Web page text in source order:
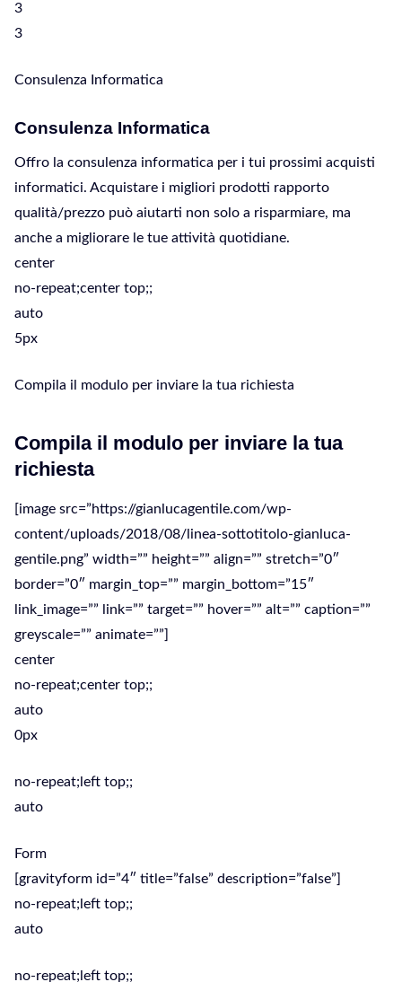
3
3
Consulenza Informatica
Consulenza Informatica
Offro la consulenza informatica per i tui prossimi acquisti
informatici. Acquistare i migliori prodotti rapporto
qualità/prezzo può aiutarti non solo a risparmiare, ma
anche a migliorare le tue attività quotidiane.
center
no-repeat;center top;;
auto
5px
Compila il modulo per inviare la tua richiesta
Compila il modulo per inviare la tua
richiesta
[image src=”https://gianlucagentile.com/wp-
content/uploads/2018/08/linea-sottotitolo-gianluca-
gentile.png” width=”” height=”” align=”” stretch=”0″
border=”0″ margin_top=”” margin_bottom=”15″
link_image=”” link=”” target=”” hover=”” alt=”” caption=””
greyscale=”” animate=””]
center
no-repeat;center top;;
auto
0px
no-repeat;left top;;
auto
Form
[gravityform id=”4″ title=”false” description=”false”]
no-repeat;left top;;
auto
no-repeat;left top;;